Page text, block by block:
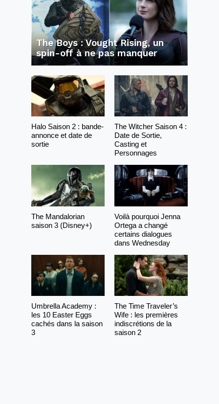
The Boys : Vought Rising, un
spin-off à ne pas manquer
Halo Saison 2 : bande-
annonce et date de
sortie
The Witcher Saison 4 :
Date de Sortie,
Casting et
Personnages
The Mandalorian
saison 3 (Disney+)
Voilà pourquoi Jenna
Ortega a changé
certains dialogues
dans Wednesday
Umbrella Academy :
les 10 Easter Eggs
cachés dans la saison
3
The Time Traveler’s
Wife : les premières
indiscrétions de la
saison 2